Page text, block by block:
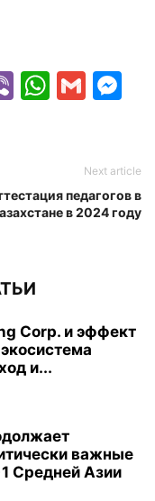
Viber
Next article
педагогов в
в 2024 году
Corp. и эффект
и...
важные
Средней Азии